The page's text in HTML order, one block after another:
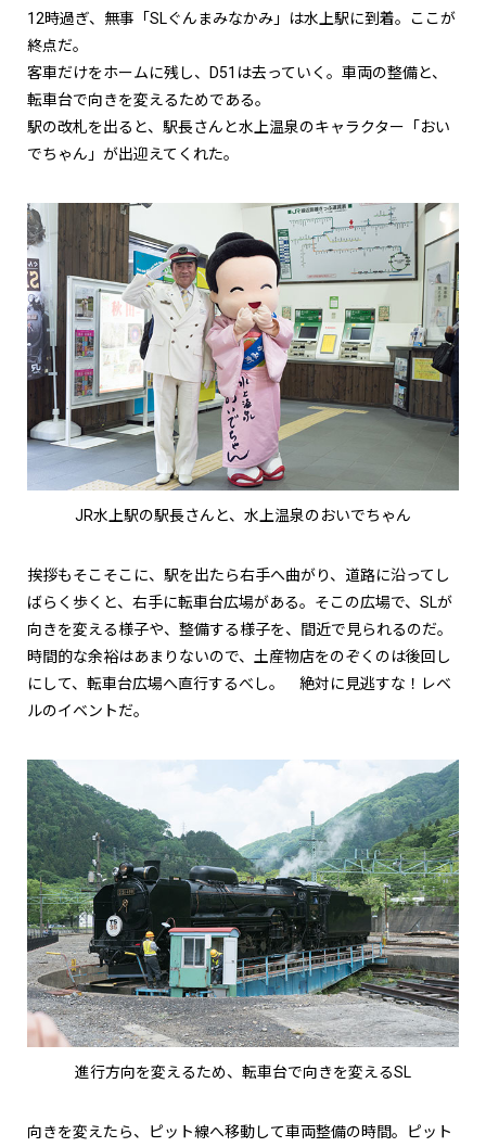
12時過ぎ、無事「SLぐんまみなかみ」は水上駅に到着。ここが
終点だ。
客車だけをホームに残し、D51は去っていく。車両の整備と、
転車台で向きを変えるためである。
駅の改札を出ると、駅長さんと水上温泉のキャラクター「おい
でちゃん」が出迎えてくれた。
JR水上駅の駅長さんと、水上温泉のおいでちゃん
挨拶もそこそこに、駅を出たら右手へ曲がり、道路に沿ってし
ばらく歩くと、右手に転車台広場がある。そこの広場で、SLが
向きを変える様子や、整備する様子を、間近で見られるのだ。
時間的な余裕はあまりないので、土産物店をのぞくのは後回し
にして、転車台広場へ直行するべし。 絶対に見逃すな！レベ
ルのイベントだ。
進行方向を変えるため、転車台で向きを変えるSL
向きを変えたら、ピット線へ移動して車両整備の時間。ピット